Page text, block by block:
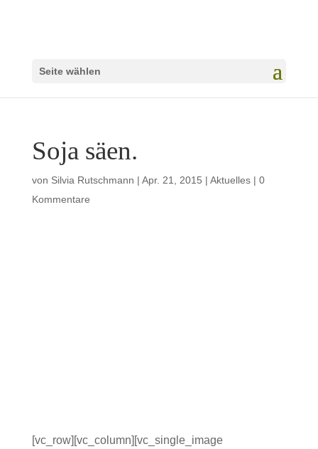
Seite wählen
Soja säen.
von Silvia Rutschmann | Apr. 21, 2015 | Aktuelles| 0
Kommentare
[vc_row][vc_column][vc_single_image